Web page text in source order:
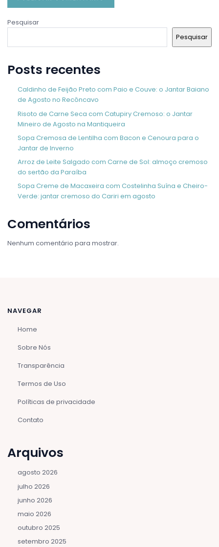
Pesquisar
Pesquisar
Posts recentes
Caldinho de Feijão Preto com Paio e Couve: o Jantar Baiano
de Agosto no Recôncavo
Risoto de Carne Seca com Catupiry Cremoso: o Jantar
Mineiro de Agosto na Mantiqueira
Sopa Cremosa de Lentilha com Bacon e Cenoura para o
Jantar de Inverno
Arroz de Leite Salgado com Carne de Sol: almoço cremoso
do sertão da Paraíba
Sopa Creme de Macaxeira com Costelinha Suína e Cheiro-
Verde: jantar cremoso do Cariri em agosto
Comentários
Nenhum comentário para mostrar.
NAVEGAR
Home
Sobre Nós
Transparência
Termos de Uso
Políticas de privacidade
Contato
Arquivos
agosto 2026
julho 2026
junho 2026
maio 2026
outubro 2025
setembro 2025